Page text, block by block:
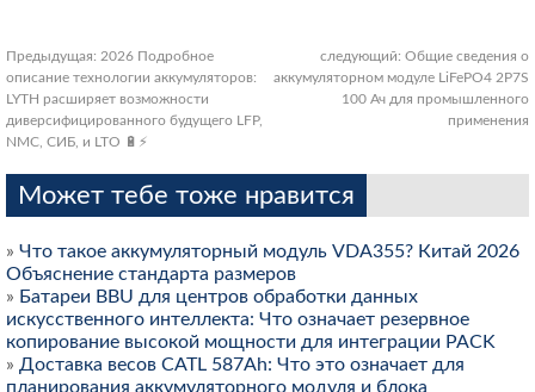
Предыдущая: 2026 Подробное
описание технологии аккумуляторов:
LYTH расширяет возможности
диверсифицированного будущего LFP,
NMC, СИБ, и LTO 🔋⚡
следующий: Общие сведения о
аккумуляторном модуле LiFePO4 2P7S
100 Ач для промышленного
применения
Может тебе тоже нравится
» Что такое аккумуляторный модуль VDA355? Китай 2026
Объяснение стандарта размеров
» Батареи BBU для центров обработки данных
искусственного интеллекта: Что означает резервное
копирование высокой мощности для интеграции PACK
» Доставка весов CATL 587Ah: Что это означает для
планирования аккумуляторного модуля и блока